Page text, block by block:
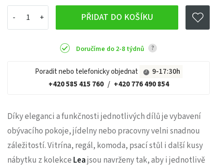
PŘIDAT DO KOŠÍKU
Doručíme do 2-8 týdnů ?
Poradit nebo telefonicky objednat
9-17:30h
+420 585 415 760 / +420 776 490 854
Díky eleganci a funkčnosti jednotlivých dílů je vybavení
obývacího pokoje, jídelny nebo pracovny velni snadnou
záležitostí. Vitrína, regál, komoda, psací stůl i další kusy
nábytku z kolekce Leajsou navrženy tak, aby i jednotlivě